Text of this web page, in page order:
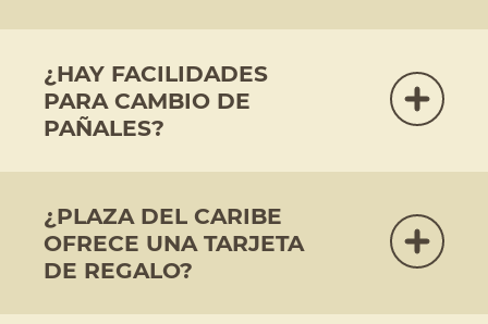
¿HAY FACILIDADES
PARA CAMBIO DE
PAÑALES?
¿PLAZA DEL CARIBE
OFRECE UNA TARJETA
DE REGALO?